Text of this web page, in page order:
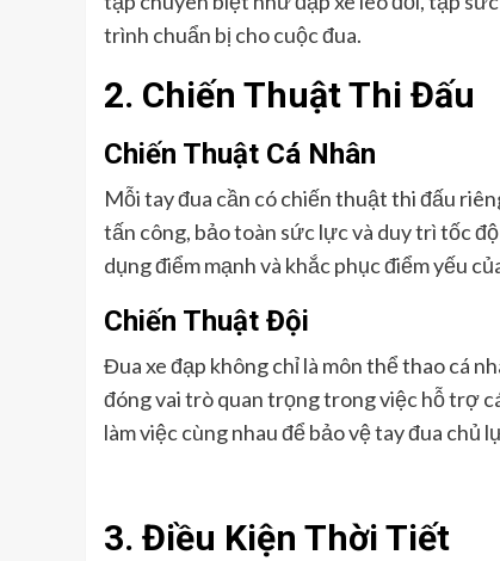
trình chuẩn bị cho cuộc đua.
2. Chiến Thuật Thi Đấu
Chiến Thuật Cá Nhân
Mỗi tay đua cần có chiến thuật thi đấu
tấn công, bảo toàn sức lực và duy trì tốc
dụng điểm mạnh và khắc phục điểm yếu
Chiến Thuật Đội
Đua xe đạp không chỉ là môn thể thao cá
đóng vai trò quan trọng trong việc hỗ trợ
làm việc cùng nhau để bảo vệ tay đua chủ
3. Điều Kiện Thời Tiết